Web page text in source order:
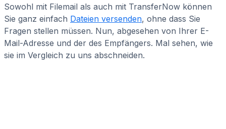
Sowohl mit Filemail als auch mit TransferNow können
Sie ganz einfach Dateien versenden, ohne dass Sie
Fragen stellen müssen. Nun, abgesehen von Ihrer E-
Mail-Adresse und der des Empfängers. Mal sehen, wie
sie im Vergleich zu uns abschneiden.